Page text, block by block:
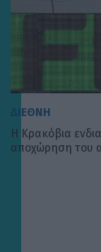
ΔΙΕΘΝΗ
Η Κρακόβια
αποχώρηση του